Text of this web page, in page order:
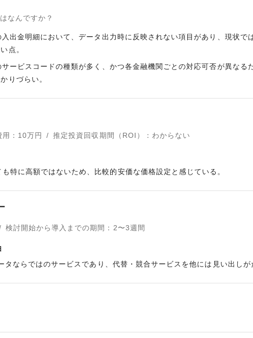
なんですか？
出金明細において、データ出力時に反映されない項目があり、現状で
点。
ービスコードの種類が多く、かつ各金融機関ごとの対応可否が異なる
りづらい。
用 ： 10万円 / 推定投資回収期間（ROI） ： わからない
特に高額ではないため、比較的安価な価格設定と感じている。
検討開始から導入までの期間 ： 2〜3週間
タならではのサービスであり、代替・競合サービスを他には見い出しが